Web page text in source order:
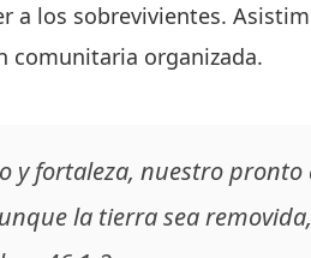
a los sobrevivientes.
comunitaria organizada.
y fortaleza, nuestro
la tierra sea